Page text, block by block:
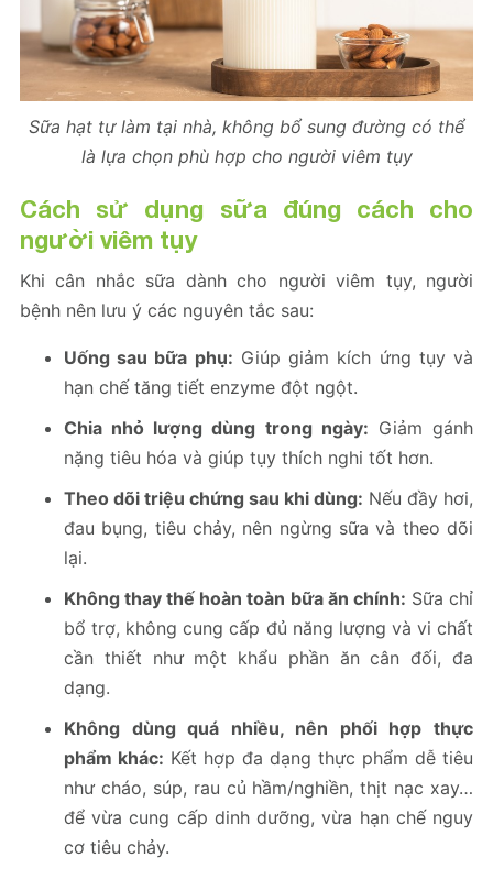
Sữa hạt tự làm tại nhà, không bổ sung đường có thể
là lựa chọn phù hợp cho người viêm tụy
Cách sử dụng sữa đúng cách cho
người viêm tụy
Khi cân nhắc sữa dành cho người viêm tụy, người
bệnh nên lưu ý các nguyên tắc sau:
Uống sau bữa phụ: Giúp giảm kích ứng tụy và
hạn chế tăng tiết enzyme đột ngột.
Chia nhỏ lượng dùng trong ngày: Giảm gánh
nặng tiêu hóa và giúp tụy thích nghi tốt hơn.
Theo dõi triệu chứng sau khi dùng: Nếu đầy hơi,
đau bụng, tiêu chảy, nên ngừng sữa và theo dõi
lại.
Không thay thế hoàn toàn bữa ăn chính: Sữa chỉ
bổ trợ, không cung cấp đủ năng lượng và vi chất
cần thiết như một khẩu phần ăn cân đối, đa
dạng.
Không dùng quá nhiều, nên phối hợp thực
phẩm khác: Kết hợp đa dạng thực phẩm dễ tiêu
như cháo, súp, rau củ hầm/nghiền, thịt nạc xay…
để vừa cung cấp dinh dưỡng, vừa hạn chế nguy
cơ tiêu chảy.